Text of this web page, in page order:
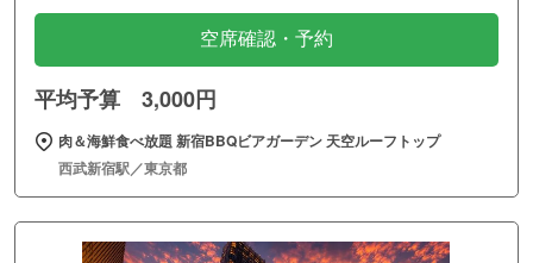
空席確認・予約
平均予算 3,000円
肉＆海鮮食べ放題 新宿BBQビアガーデン 天空ルーフトップ
西武新宿駅／東京都